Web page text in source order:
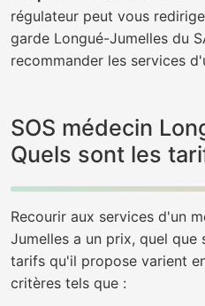
régulateur peut vous
garde Longué-Jumelles du
recommander les services
SOS médecin
Quels sont les
Recourir aux services d'un
Jumelles a un prix, quel que
tarifs qu'il propose varient
critères tels que :